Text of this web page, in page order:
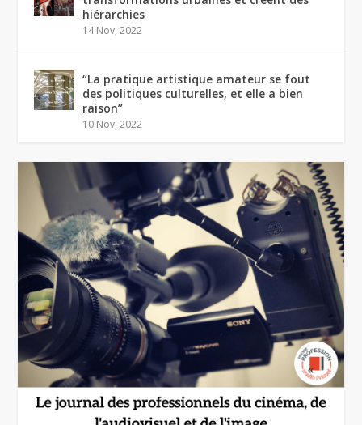
hiérarchies
14 Nov, 2022
“La pratique artistique amateur se fout
des politiques culturelles, et elle a bien
raison”
10 Nov, 2022